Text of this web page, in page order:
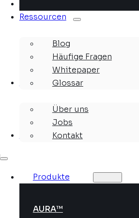
Ressourcen
Blog
Häufige Fragen
Whitepaper
Glossar
Unternehmen
Über uns
Jobs
Kontakt
Webinare
Produkte
AURA™